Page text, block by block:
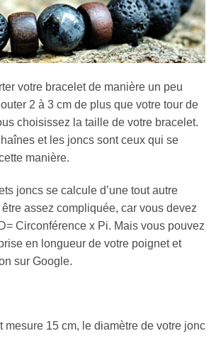
votre bracelet de manière un peu
2 à 3 cm de plus que votre tour de
choisissez la taille de votre bracelet.
et les joncs sont ceux qui se
manière.
joncs se calcule d’une tout autre
assez compliquée, car vous devez
Circonférence x Pi. Mais vous pouvez
en longueur de votre poignet et
sur Google.
mesure 15 cm, le diamètre de votre jonc